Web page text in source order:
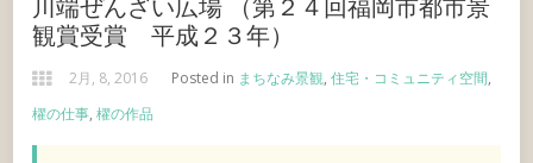
川端ぜんざい広場 （第２４回福岡市都市景
観賞受賞 平成２３年）
2月, 8, 2016 Posted in まちなみ景観,住宅・コミュニティ空間,
櫂の仕事,櫂の作品